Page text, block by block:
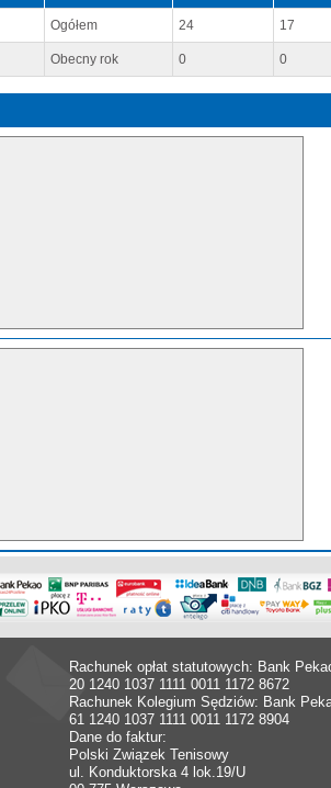
Ogółem 24 17
Obecny rok 0 0
Rachunek opłat statutowych: Bank
20 1240 1037 1111 0011 1172 8672
Rachunek Kolegium Sędziów: Bank
61 1240 1037 1111 0011 1172 8904
Dane do faktur:
Polski Związek Tenisowy
ul. Konduktorska 4 lok.19/U